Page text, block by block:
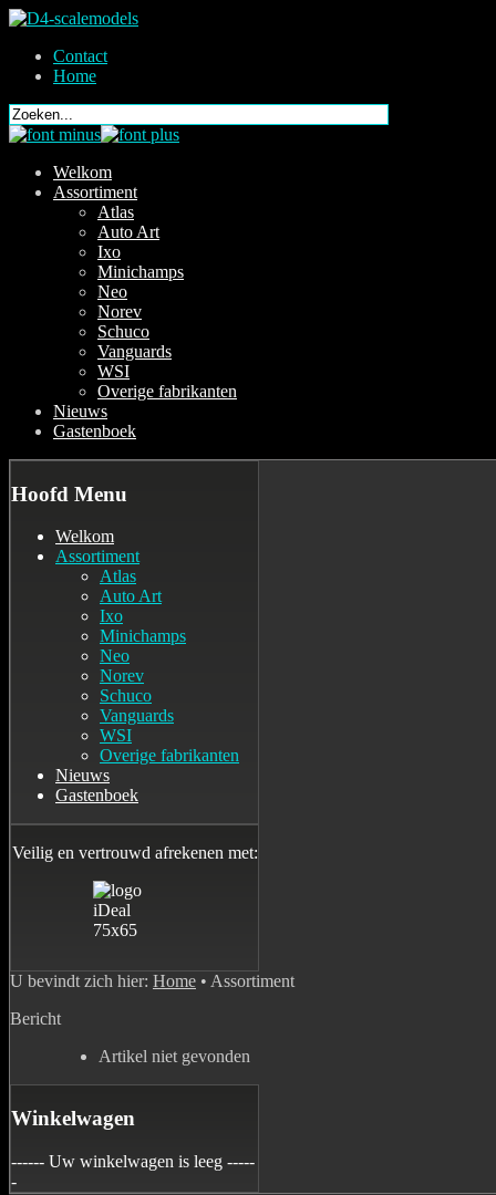
Contact
Home
Welkom
Assortiment
Atlas
Auto Art
Ixo
Minichamps
Neo
Norev
Schuco
Vanguards
WSI
Overige fabrikanten
Nieuws
Gastenboek
Hoofd Menu
Welkom
Assortiment
Atlas
Auto Art
Ixo
Minichamps
Neo
Norev
Schuco
Vanguards
WSI
Overige fabrikanten
Nieuws
Gastenboek
Veilig en vertrouwd afrekenen met:
U bevindt zich hier: Home • Assortiment
Bericht
Artikel niet gevonden
Winkelwagen
------ Uw winkelwagen is leeg -----
-